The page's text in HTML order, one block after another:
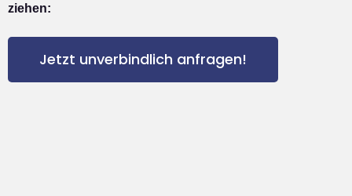
ziehen:
Jetzt unverbindlich anfragen!